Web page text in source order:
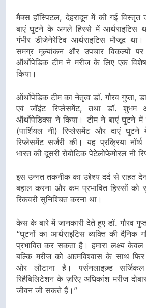
मैक्स हॉस्पिटल, देहरादून में की गई
बाएं घुटने के अगले हिस्से में आर्थराइटिस
गंभीर डीजेनेरेटिव आर्थराइटिस मौजूद
समग्र मूल्यांकन और उपचार विकल्पों पर
ऑर्थोपेडिक टीम ने मरीज के लिए एक
किया।
ऑर्थोपेडिक टीम का नेतृत्व डॉ. गौरव गुप्ता,
एवं जॉइंट रिप्लेसमेंट, तथा डॉ. शुभम
ऑर्थोपेडिक्स ने किया। टीम ने बाएं घुटने में
(पार्शियल नी) रिप्लेसमेंट और दाएं घुटने
रिप्लेसमेंट सर्जरी की। यह प्रक्रिया
भारत की दूसरी रोबोटिक पेटेलोफेमोरल नी
इस उन्नत तकनीक का उद्देश्य दर्द से राहत
बहाल करना और कम प्रभावित हिस्सों को
रिकवरी सुनिश्चित करना था।
केस के बारे में जानकारी देते हुए डॉ. गौरव
“घुटनों का आर्थराइटिस व्यक्ति की दैनिक
प्रभावित कर सकता है। हमारा लक्ष्य केवल
बल्कि मरीज को आत्मविश्वास के साथ
ओर लौटाना है। पर्सनलाइज़्ड
रिहैबिलिटेशन के ज़रिए अधिकांश मरीज
जीवन जी सकते हैं।”